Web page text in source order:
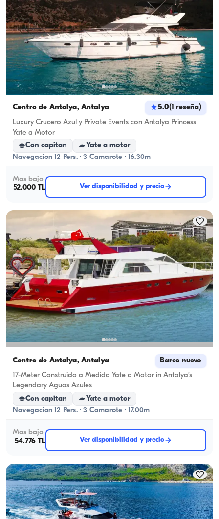
Centro de Antalya, Antalya 5.0(1 reseña)
Luxury Crucero Azul y Private Events con Antalya Princess
Yate a Motor
Con capitan
Yate a motor
Navegacion 12 Pers. · 3 Camarote · 16.30m
Mas bajo
52.000 TL
Ver disponibilidad y precio
Centro de Antalya, Antalya Barco nuevo
17-Meter Construido a Medida Yate a Motor in Antalya’s
Legendary Aguas Azules
Con capitan
Yate a motor
Navegacion 12 Pers. · 3 Camarote · 17.00m
Mas bajo
54.776 TL
Ver disponibilidad y precio